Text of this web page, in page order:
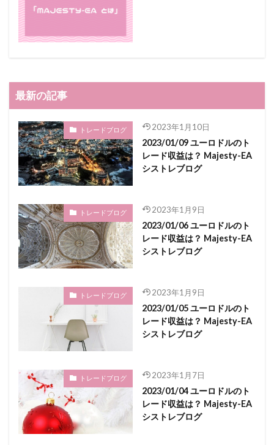
最新の記事
トレードブログ 2023年1月10日
2023/01/09 ユーロドルのト
レード収益は？ Majesty-EA
シストレブログ
トレードブログ 2023年1月9日
2023/01/06 ユーロドルのト
レード収益は？ Majesty-EA
シストレブログ
トレードブログ 2023年1月9日
2023/01/05 ユーロドルのト
レード収益は？ Majesty-EA
シストレブログ
トレードブログ 2023年1月7日
2023/01/04 ユーロドルのト
レード収益は？ Majesty-EA
シストレブログ